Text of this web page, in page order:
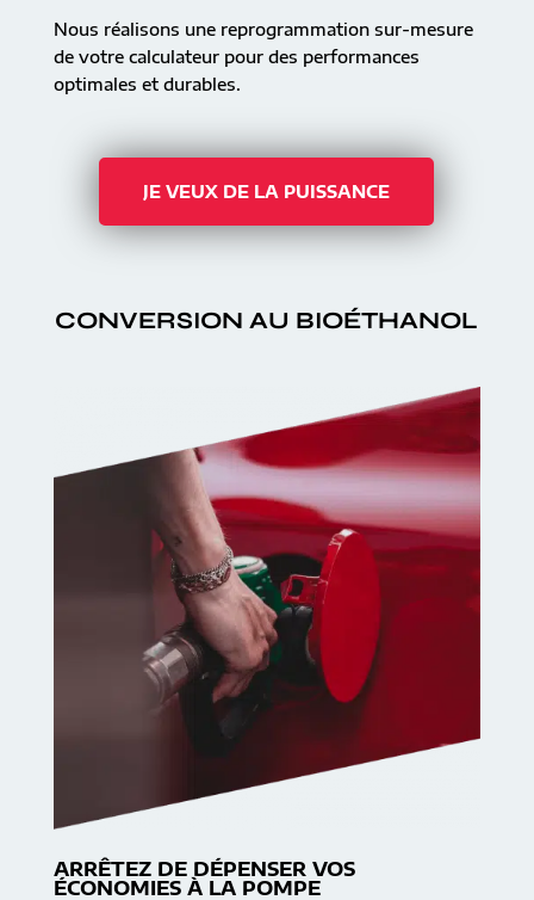
Nous réalisons une reprogrammation sur-mesure
de votre calculateur pour des performances
optimales et durables.
JE VEUX DE LA PUISSANCE
CONVERSION AU BIOÉTHANOL
ARRÊTEZ DE DÉPENSER VOS
ÉCONOMIES À LA POMPE